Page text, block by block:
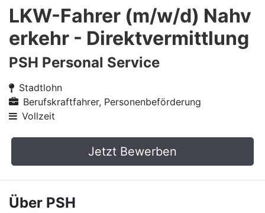
LKW-Fahrer (m/w/d) Nahv
erkehr - Direktvermittlung
PSH Personal Service
Stadtlohn
Berufskraftfahrer, Personenbeförderung
Vollzeit
Jetzt Bewerben
Über PSH